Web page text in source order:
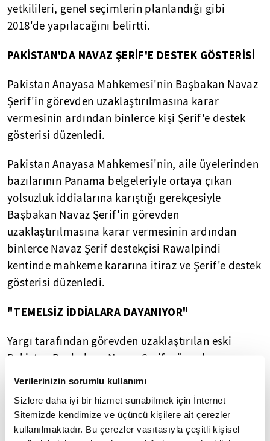
Verilerinizin sorumlu kullanımı
Sizlere daha iyi bir hizmet sunabilmek için İnternet
Sitemizde kendimize ve üçüncü kişilere ait çerezler
kullanılmaktadır. Bu çerezler vasıtasıyla çeşitli kişisel
yetkilileri, genel seçimlerin planlandığı gibi
2018'de yapılacağını belirtti.
PAKİSTAN'DA NAVAZ ŞERİF'E DESTEK GÖSTERİSİ
Pakistan Anayasa Mahkemesi'nin Başbakan Navaz
Şerif'in görevden uzaklaştırılmasına karar
vermesinin ardından binlerce kişi Şerif'e destek
gösterisi düzenledi.
Pakistan Anayasa Mahkemesi'nin, aile üyelerinden
bazılarının Panama belgeleriyle ortaya çıkan
yolsuzluk iddialarına karıştığı gerekçesiyle
Başbakan Navaz Şerif'in görevden
uzaklaştırılmasına karar vermesinin ardından
binlerce Navaz Şerif destekçisi Rawalpindi
kentinde mahkeme kararına itiraz ve Şerif'e destek
gösterisi düzenledi.
"TEMELSİZ İDDİALARA DAYANIYOR"
Yargı tarafından görevden uzaklaştırılan eski
Pakistan Başbakanı Navaz Şerif, görevden
alınmasına yönelik memnuniyetsizliğini dile
getirerek kararın "temelsiz iddialara" dayandığını
söyledi.
İKTİDAR HEVESİM YOK